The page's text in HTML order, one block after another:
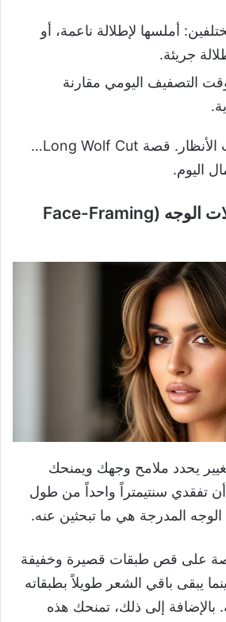
أملسها لإطلالة ناعمة، أو
جريئة.
التصفيف اليومي مقارنة
تستحقين شعراً يلفت الأنظار. قصة Long Wolf Cut…
اليوم.
2. التدرج مع خصلات الوجه (Face-Framing
يحدد ملامح وجهك ويمنحك
تفقدي سنتيمتراً واحداً من طول
المدرجة هي ما تبحثين عنه.
على قص طبقات قصيرة وخفيفة
يبقى باقي الشعر طويلاً بطبقاته
بالإضافة إلى ذلك، تمنحك هذه